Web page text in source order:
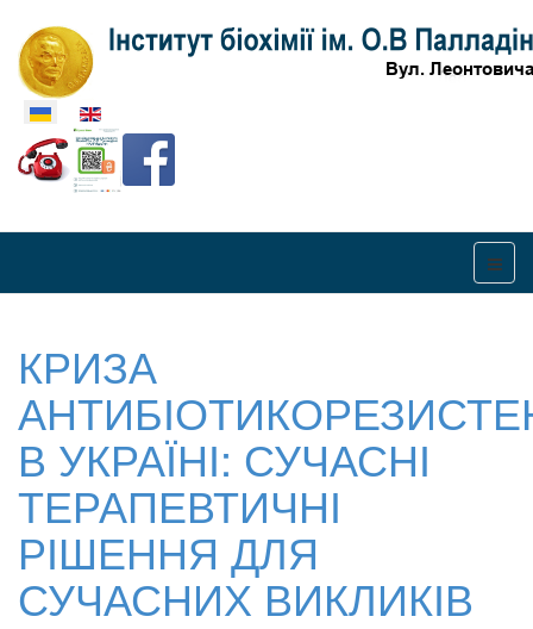
Оберіть свою мову
КРИЗА
В УКРАЇНІ: СУЧАСНІ
ТЕРАПЕВТИЧНІ
РІШЕННЯ ДЛЯ
СУЧАСНИХ ВИКЛИКІВ